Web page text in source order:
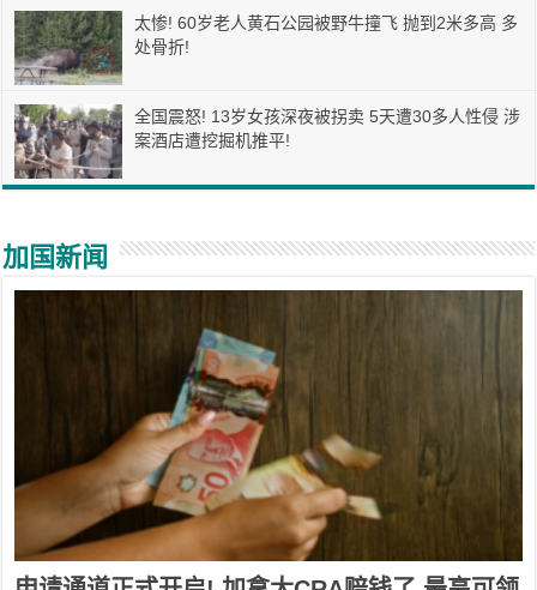
太惨! 60岁老人黄石公园被野牛撞飞 抛到2米多高 多
处骨折!
全国震怒! 13岁女孩深夜被拐卖 5天遭30多人性侵 涉
案酒店遭挖掘机推平!
加国新闻